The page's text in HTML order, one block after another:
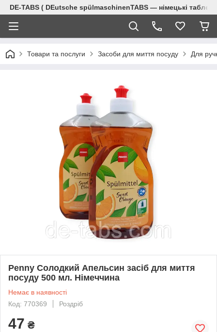
DE-TABS ( DEutsche spülmaschinenTABS ― німецькі
Товари та послуги Засоби для миття посуду Для
Penny Солодкий Апельсин засіб для миття
посуду 500 мл. Німеччина
Немає в наявності
Код: 770369
Роздріб
47 ₴